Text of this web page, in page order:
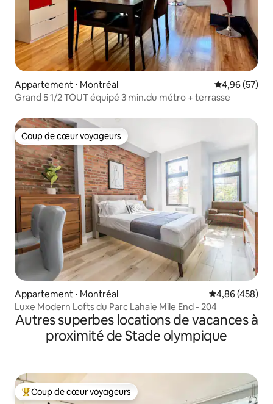
Appartement ⋅ Montréal Évaluation
4,96 (57)
Grand 5 1/2 TOUT équipé 3 min.du métro + terrasse
Coup de cœur voyageurs
Coup de cœur voyageurs
Appartement ⋅ Montréal Évaluation
4,86 (458)
Luxe Modern Lofts du Parc Lahaie Mile End - 204
Autres superbes locations de vacances à
proximité de Stade olympique
Coups de cœur voyageurs les plus appréciés
Coup de cœur voyageurs